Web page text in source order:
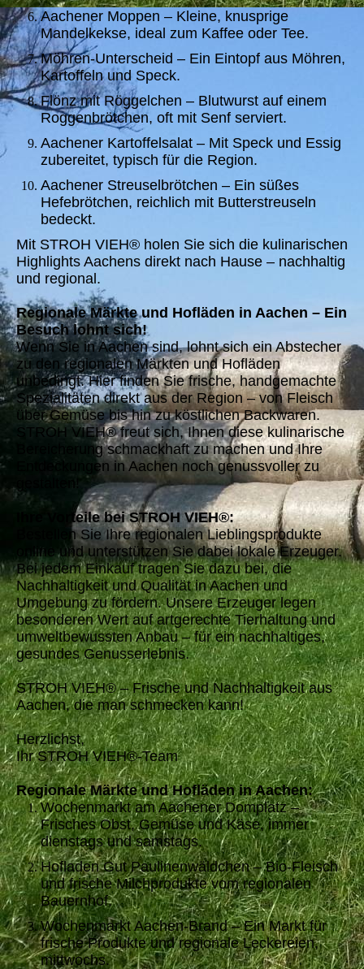
Aachener Moppen – Kleine, knusprige
Mandelkekse, ideal zum Kaffee oder Tee.
Möhren-Unterscheid – Ein Eintopf aus Möhren,
Kartoffeln und Speck.
Flönz mit Röggelchen – Blutwurst auf einem
Roggenbrötchen, oft mit Senf serviert.
Aachener Kartoffelsalat – Mit Speck und Essig
zubereitet, typisch für die Region.
Aachener Streuselbrötchen – Ein süßes
Hefebrötchen, reichlich mit Butterstreuseln
bedeckt.
Mit STROH VIEH® holen Sie sich die kulinarischen
Highlights Aachens direkt nach Hause – nachhaltig
und regional.
Regionale Märkte und Hofläden in Aachen – Ein
Besuch lohnt sich!
Wenn Sie in Aachen sind, lohnt sich ein Abstecher
zu den regionalen Märkten und Hofläden
unbedingt. Hier finden Sie frische, handgemachte
Spezialitäten direkt aus der Region – von Fleisch
über Gemüse bis hin zu köstlichen Backwaren.
STROH VIEH® freut sich, Ihnen diese kulinarische
Bereicherung schmackhaft zu machen und Ihre
Entdeckungen in Aachen noch genussvoller zu
Ihre Vorteile bei STROH VIEH®:
Bestellen Sie Ihre regionalen Lieblingsprodukte
online und unterstützen Sie dabei lokale Erzeuger.
Bei jedem Einkauf tragen Sie dazu bei, die
Nachhaltigkeit und Qualität in Aachen und
Umgebung zu fördern. Unsere Erzeuger legen
besonderen Wert auf artgerechte Tierhaltung und
umweltbewussten Anbau – für ein nachhaltiges,
gesundes Genusserlebnis.
STROH VIEH® – Frische und Nachhaltigkeit aus
Aachen, die man schmecken kann!
Herzlichst,
Ihr STROH VIEH®-Team
Regionale Märkte und Hofläden in Aachen:
Wochenmarkt am Aachener Domplatz –
Frisches Obst, Gemüse und Käse, immer
dienstags und samstags.
Hofladen Gut Paulinenwäldchen – Bio-Fleisch
und frische Milchprodukte vom regionalen
Bauernhof.
Wochenmarkt Aachen-Brand – Ein Markt für
frische Produkte und regionale Leckereien,
mittwochs.